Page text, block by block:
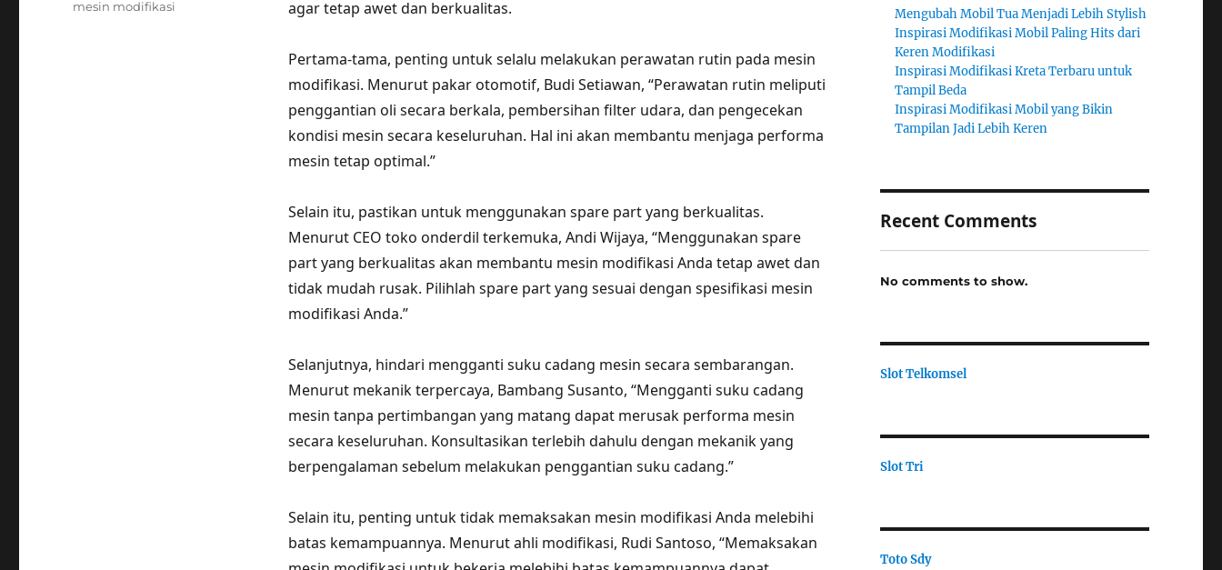
agar tetap awet dan berkualitas.
Pertama-tama, penting untuk selalu melakukan perawatan rutin pada mesin
modifikasi. Menurut pakar otomotif, Budi Setiawan, “Perawatan rutin meliputi
penggantian oli secara berkala, pembersihan filter udara, dan pengecekan
kondisi mesin secara keseluruhan. Hal ini akan membantu menjaga performa
mesin tetap optimal.”
Selain itu, pastikan untuk menggunakan spare part yang berkualitas.
Menurut CEO toko onderdil terkemuka, Andi Wijaya, “Menggunakan spare
part yang berkualitas akan membantu mesin modifikasi Anda tetap awet dan
tidak mudah rusak. Pilihlah spare part yang sesuai dengan spesifikasi mesin
modifikasi Anda.”
Selanjutnya, hindari mengganti suku cadang mesin secara sembarangan.
Menurut mekanik terpercaya, Bambang Susanto, “Mengganti suku cadang
mesin tanpa pertimbangan yang matang dapat merusak performa mesin
secara keseluruhan. Konsultasikan terlebih dahulu dengan mekanik yang
berpengalaman sebelum melakukan penggantian suku cadang.”
Selain itu, penting untuk tidak memaksakan mesin modifikasi Anda melebihi
batas kemampuannya. Menurut ahli modifikasi, Rudi Santoso, “Memaksakan
Tags
mesin modifikasi
Mengubah Mobil Tua Menjadi Lebih Stylish
Inspirasi Modifikasi Mobil Paling Hits dari
Keren Modifikasi
Inspirasi Modifikasi Kreta Terbaru untuk
Tampil Beda
Inspirasi Modifikasi Mobil yang Bikin
Tampilan Jadi Lebih Keren
Recent Comments
No comments to show.
Slot Telkomsel
Slot Tri
Toto Sdy